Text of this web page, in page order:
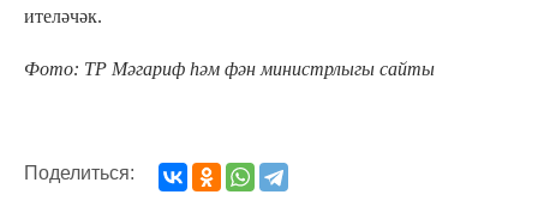
ителәчәк.
Фото: ТР Мәгариф һәм фән министрлыгы сайты
Поделиться: